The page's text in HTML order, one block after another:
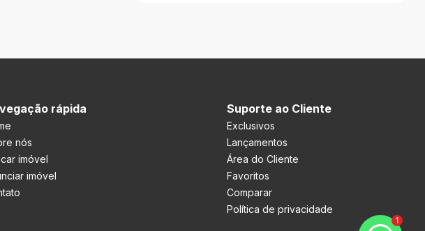
rápida
nós
imóvel
imóvel
Suporte ao Cliente
Exclusivos
Lançamentos
Área do Cliente
Favoritos
Comparar
Política de privacidade
1